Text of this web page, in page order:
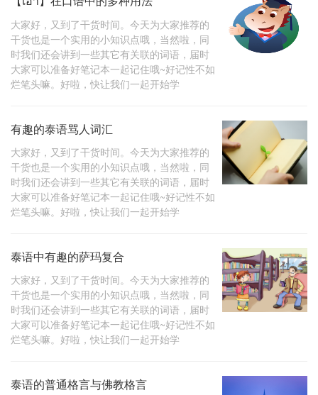
大家好，又到了干货时间。今天为大家推荐的
干货也是一个实用的小知识点哦，当然啦，同
时我们还会讲到一些其它有关联的词语，届时
大家可以准备好笔记本一起记住哦~好记性不如
烂笔头嘛。好啦，快让我们一起开始学
有趣的泰语骂人词汇
大家好，又到了干货时间。今天为大家推荐的
干货也是一个实用的小知识点哦，当然啦，同
时我们还会讲到一些其它有关联的词语，届时
大家可以准备好笔记本一起记住哦~好记性不如
烂笔头嘛。好啦，快让我们一起开始学
泰语中有趣的萨玛复合
大家好，又到了干货时间。今天为大家推荐的
干货也是一个实用的小知识点哦，当然啦，同
时我们还会讲到一些其它有关联的词语，届时
大家可以准备好笔记本一起记住哦~好记性不如
烂笔头嘛。好啦，快让我们一起开始学
泰语的普通格言与佛教格言